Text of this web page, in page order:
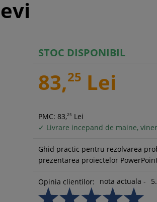
STOC DISPONIBIL
83,25 Lei
PMC: 83,25 Lei
✓ Livrare incepand de maine,
Ghid practic pentru rezolvarea
prezentarea proiectelor
Opinia clientilor: nota actuala -